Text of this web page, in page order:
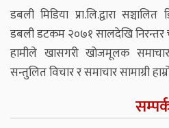
डबली मिडिया प्रा.लि.द्वारा
डबली डटकम २०७१ सालदेखि निरन्तर
हामीले खासगरी खोजमूलक
सन्तुलित विचार र समाचार सामाग्री